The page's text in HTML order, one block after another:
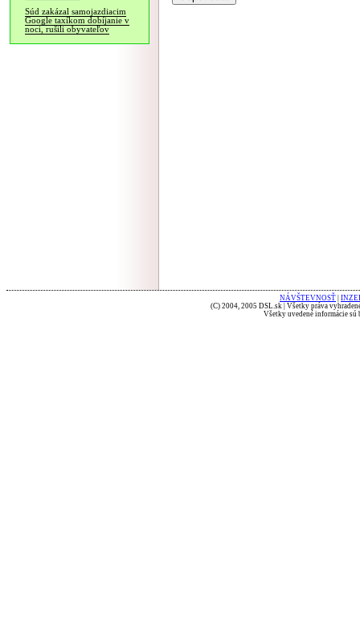
Súd zakázal samojazdiacim
Google taxíkom dobíjanie v
noci, rušili obyvateľov
NÁVŠTEVNOSŤ
(C) 2004, 2005 DSL.sk | Všetky práva
Všetky uvedené informácie sú